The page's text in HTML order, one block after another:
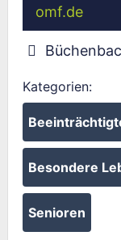
omf.de
Kategorien:
Besondere
Senioren